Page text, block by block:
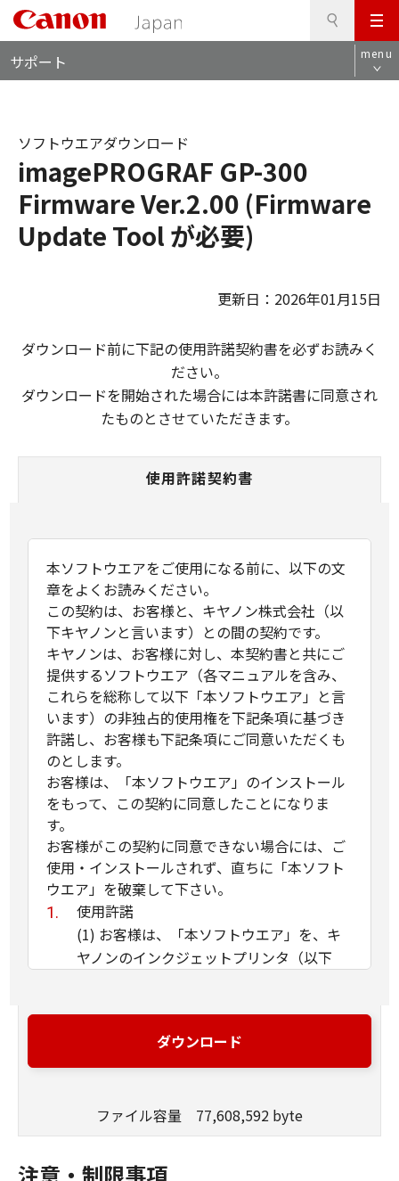
メ
ニ
ュ
サポート menu
imagePROGRAF GP-300
Firmware Ver.2.00 (Firmware
Update Tool が必要)
ソフトウエアダウンロード
更新日：2026年01月15日
ダウンロード前に下記の使用許諾契約書を必ずお読みく
ださい。
ダウンロードを開始された場合には本許諾書に同意され
たものとさせていただきます。
使用許諾契約書
本ソフトウエアをご使用になる前に、以下の文
章をよくお読みください。
この契約は、お客様と、キヤノン株式会社（以
下キヤノンと言います）との間の契約です。
キヤノンは、お客様に対し、本契約書と共にご
提供するソフトウエア（各マニュアルを含み、
これらを総称して以下「本ソフトウエア」と言
います）の非独占的使用権を下記条項に基づき
許諾し、お客様も下記条項にご同意いただくも
のとします。
お客様は、「本ソフトウエア」のインストール
をもって、この契約に同意したことになりま
す。
お客様がこの契約に同意できない場合には、ご
使用・インストールされず、直ちに「本ソフト
ウエア」を破棄して下さい。
使用許諾
(1) お客様は、「本ソフトウエア」を、キ
ヤノンのインクジェットプリンタ（以下
とは、「許諾ソフトウエア」をコンピュー
タの記憶媒体上にインストールすること、
と、アクセスすること、読み出すこと、も
しくは実行することのいずれも含むものと
します）することができます。お客様はま
ダウンロード
ファイル容量 77,608,592 byte
注意・制限事項